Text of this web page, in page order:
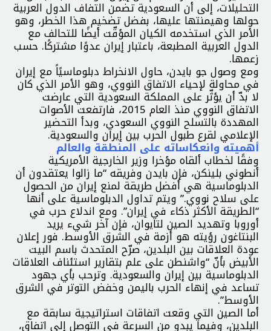
التحليلات، إلى أن السعودية تضمن التفاف الدول العربية
حولها وهيمنتها عليها، بفضل تضخيم هذا الخطر، وهو
الأمر الذي استخدمه الكيان المؤقّت أيضًا للتحالف مع
الدول العربية المطبعة، باعتبار إيران عدوًا مشتركًا. حسب
زعمها.
ومع وصول جو بايدن، حاول الانخراط دبلوماسيًاً مع إيران
في محاولة لإحياء الاتفاق النووي، وهو الأمر الذي كان
لا بدّ أن يؤثّر على المملكة السعودية التي عارضت
الاتفاق النووي منذ العام 2015، فارتفعت الأصوات
المهددة بالتسلح النووي السعودي، وبدأ التحضير
الإعلامي لقرع طبول الحرب بين إيران والسعودية.
أهميته وانعكاساته على المنطقة والعالم
وفقًا لخطاب ألقاه مؤخرا وزير الخارجية الأمريكية
أنطوني بلينكن، فإن بايدن وفريقه “ما زالوا يعتقدون أن
الدبلوماسية هي أفضل طريقة لمنع إيران من الحصول
على سلاح نووي.” ويتم تداول الدبلوماسية على أنها
“الطريقة الأكثر ذكاء في إيران”. ومع اندلاع حرب في
أوروبا وتهديد الصين لتايوان، فإن آخر شيء يريد
البنتاغون رؤيته هو أزمة في الشرق الأوسط. فور إعلان
عودة العلاقات بين البلدين، صرّح المتحدث باسم البيت
الأبيض بأنّ “واشنطن على علم بتقارير استئناف العلاقات
الدبلوماسية بين إيران والسعودية. وترحب بأي جهود
تساعد في إنهاء الحرب باليمن وخفض التوتر في الشرق
الأوسط”.
أما الصين التي وقعت اتفاقات استراتيجية سابقة مع
البلدين، وفيما يبدو من السرعة في التوصل إلى اتفاق،